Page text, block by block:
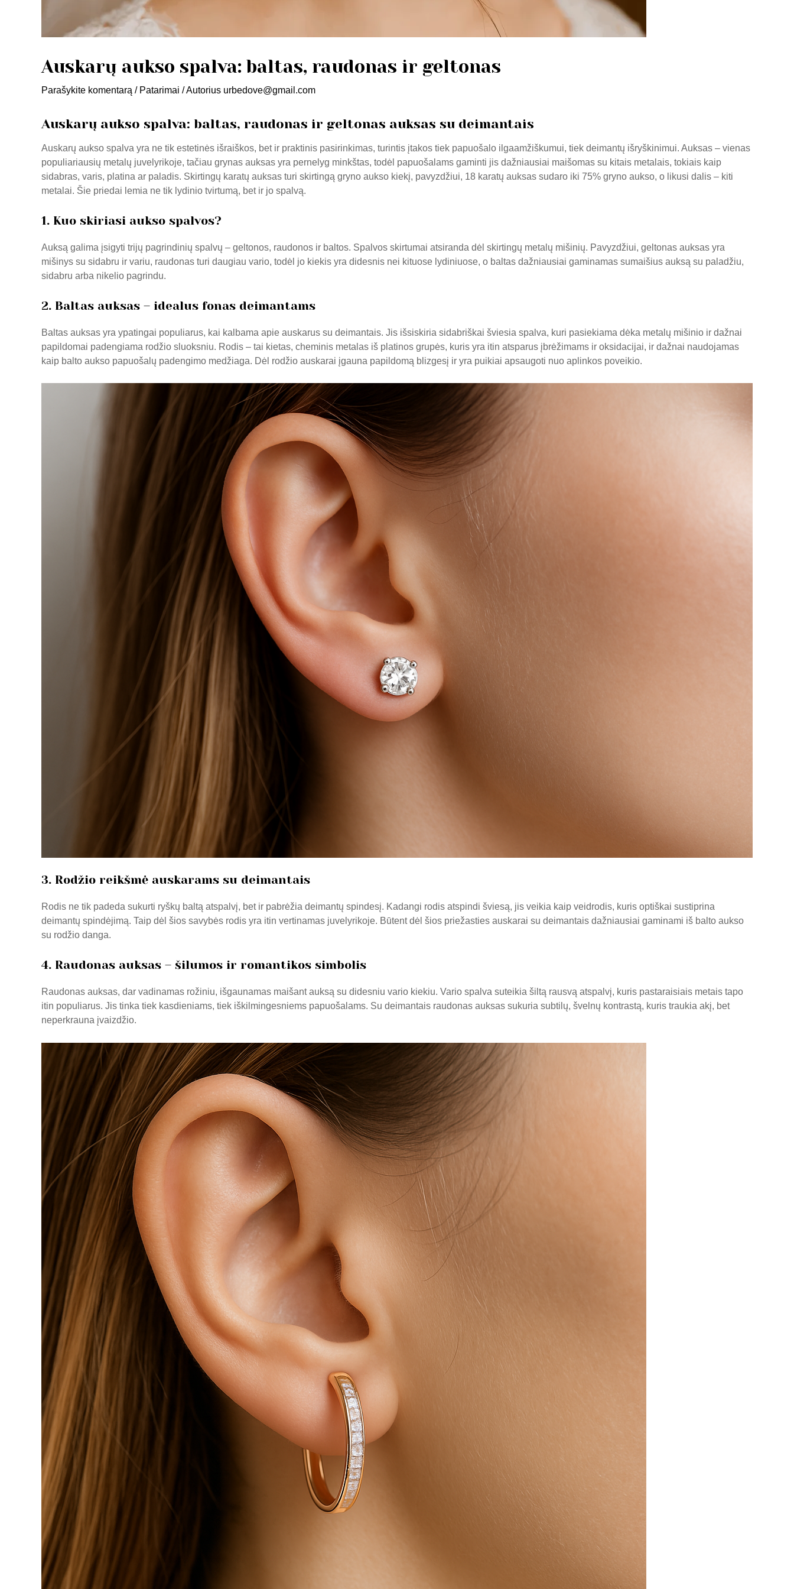
Auskarų aukso spalva: baltas, raudonas ir geltonas
Parašykite komentarą / Patarimai / Autorius urbedove@gmail.com
Auskarų aukso spalva: baltas, raudonas ir geltonas auksas su deimantais
Auskarų aukso spalva yra ne tik estetinės išraiškos, bet ir praktinis pasirinkimas, turintis įtakos tiek papuošalo ilgaamžiškumui, tiek deimantų išryškinimui. Auksas – vienas
populiariausių metalų juvelyrikoje, tačiau grynas auksas yra pernelyg minkštas, todėl papuošalams gaminti jis dažniausiai maišomas su kitais metalais, tokiais kaip
sidabras, varis, platina ar paladis. Skirtingų karatų auksas turi skirtingą gryno aukso kiekį, pavyzdžiui, 18 karatų auksas sudaro iki 75% gryno aukso, o likusi dalis – kiti
metalai. Šie priedai lemia ne tik lydinio tvirtumą, bet ir jo spalvą.
1. Kuo skiriasi aukso spalvos?
Auksą galima įsigyti trijų pagrindinių spalvų – geltonos, raudonos ir baltos. Spalvos skirtumai atsiranda dėl skirtingų metalų mišinių. Pavyzdžiui, geltonas auksas yra
mišinys su sidabru ir variu, raudonas turi daugiau vario, todėl jo kiekis yra didesnis nei kituose lydiniuose, o baltas dažniausiai gaminamas sumaišius auksą su paladžiu,
sidabru arba nikelio pagrindu.
2. Baltas auksas – idealus fonas deimantams
Baltas auksas yra ypatingai populiarus, kai kalbama apie auskarus su deimantais. Jis išsiskiria sidabriškai šviesia spalva, kuri pasiekiama dėka metalų mišinio ir dažnai
papildomai padengiama rodžio sluoksniu. Rodis – tai kietas, cheminis metalas iš platinos grupės, kuris yra itin atsparus įbrėžimams ir oksidacijai, ir dažnai naudojamas
kaip balto aukso papuošalų padengimo medžiaga. Dėl rodžio auskarai įgauna papildomą blizgesį ir yra puikiai apsaugoti nuo aplinkos poveikio.
3. Rodžio reikšmė auskarams su deimantais
Rodis ne tik padeda sukurti ryškų baltą atspalvį, bet ir pabrėžia deimantų spindesį. Kadangi rodis atspindi šviesą, jis veikia kaip veidrodis, kuris optiškai sustiprina
deimantų spindėjimą. Taip dėl šios savybės rodis yra itin vertinamas juvelyrikoje. Būtent dėl šios priežasties auskarai su deimantais dažniausiai gaminami iš balto aukso
su rodžio danga.
4. Raudonas auksas – šilumos ir romantikos simbolis
Raudonas auksas, dar vadinamas rožiniu, išgaunamas maišant auksą su didesniu vario kiekiu. Vario spalva suteikia šiltą rausvą atspalvį, kuris pastaraisiais metais tapo
itin populiarus. Jis tinka tiek kasdieniams, tiek iškilmingesniems papuošalams. Su deimantais raudonas auksas sukuria subtilų, švelnų kontrastą, kuris traukia akį, bet
neperkrauna įvaizdžio.